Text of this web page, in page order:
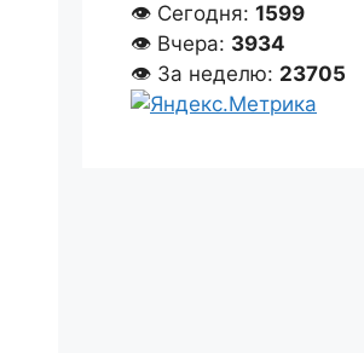
👁 Сегодня: 1599
👁 Вчера: 3934
👁 За неделю: 23705